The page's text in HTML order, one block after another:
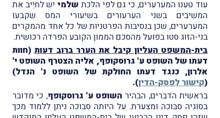
עוד טענו המערערים, כי גם לפי הלכת שלמייש לחיֵיב את
המשיבים בשני הערעורים בשיעורי המס שקבעו
המערערים, שכּן בנסיבות הפרטניות של כל אחד מהמקרים
בני-הזוג סטו בפועל מהסכם הממון הקובע הפרדה רכושית.
בית-המשפט העליון קיבל את הערר ברוב דעות(חוות
דעתו של השופט ע' גרוסקופף, אליה הצטרף השופט י'
אלרון, כנגד דעתו החולקת של השופט נ' הנדל)
(קישור לפסק-הדין).
בראשית הדברים, הבהיר השופט ע' גרוסקופף, כי מדובר
בסוגיה סבוכה ומצערת. על היותה סבוכה ניתן ללמוד מכך